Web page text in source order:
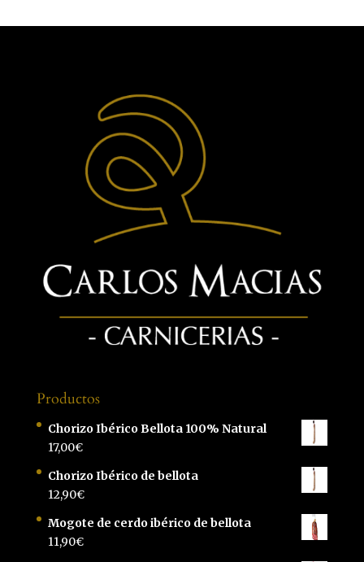
Productos
Chorizo Ibérico Bellota 100% Natural
17,00€
Chorizo Ibérico de bellota
12,90€
Mogote de cerdo ibérico de bellota
11,90€